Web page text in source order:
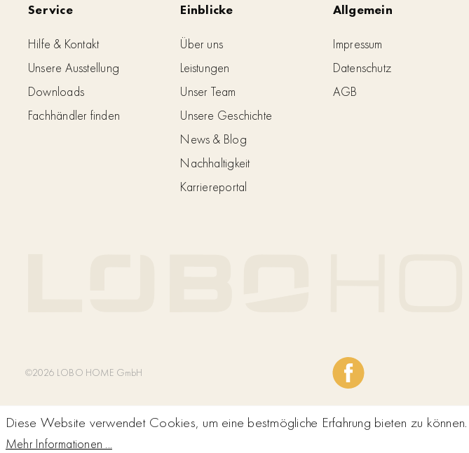
Service
Hilfe & Kontakt
Unsere Ausstellung
Downloads
Fachhändler finden
Einblicke
Über uns
Leistungen
Unser Team
Unsere Geschichte
News & Blog
Nachhaltigkeit
Karriereportal
Allgemein
Impressum
Datenschutz
AGB
©2026 LOBO HOME GmbH
Diese Website verwendet Cookies, um eine bestmögliche Erfahrung bieten zu können.
Mehr Informationen ...